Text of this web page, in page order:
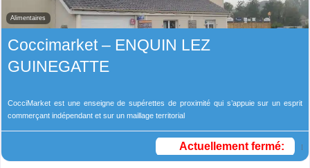
Alimentaires
Coccimarket – ENQUIN LEZ
GUINEGATTE
CocciMarket est une enseigne de supérettes de proximité qui s’appuie sur un esprit
commerçant indépendant et sur un maillage territorial
Actuellement fermé: